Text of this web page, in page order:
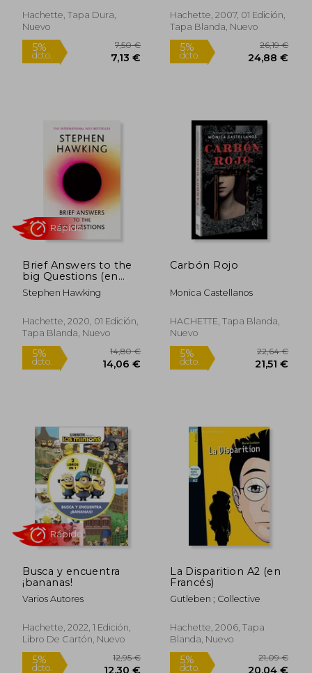
Hachette, Tapa Dura,
Nuevo
5%
dcto.
7,50 €
7,13 €
(en Francés)
Yvonne,Jennepin,
Dominique,Lesage-Langot,
Françoise
Hachette, 2007, 01 Edición,
Tapa Blanda, Nuevo
5%
dcto.
Brief Answers to the
big Questions (en
Inglés)
Stephen Hawking
Hachette, 2020, 01 Edición,
Tapa Blanda, Nuevo
Rápido
Carbón Rojo
Monica Castellanos
HACHETTE, Tapa Blanda,
Nuevo
Busca y encuentra
¡bananas!
Varios Autores
Hachette, 2022, 1 Edición,
Libro De Cartón, Nuevo
La Disparition A2 (en
Francés)
Gutleben ; Collective
Hachette, 2006, Tapa
Blanda, Nuevo